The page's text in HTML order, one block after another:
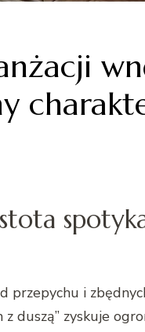
przepychu i
duszą” zyskuje